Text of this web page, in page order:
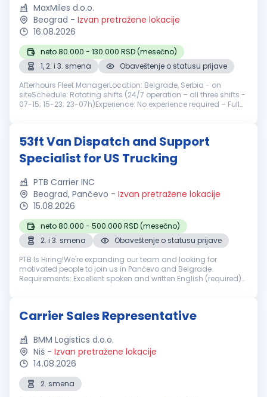
MaxMiles d.o.o.
Beograd - Izvan pretražene lokacije
16.08.2026
neto 80.000 - 130.000 RSD (mesečno)
1, 2. i 3. smena
Obaveštenje o statusu prijave
Afterhours Fleet ManagerLocation: Belgrade, Serbia - on
siteSchedule: Rotating shifts (24/7 operation – all three shifts -
07-15; 15-23; 23-07h)Experience: No experience required – Full
53ft Van Dispatch and Support
Specialist for US Trucking
PTB Carrier INC
Beograd, Pančevo - Izvan pretražene lokacije
15.08.2026
neto 80.000 - 500.000 RSD (mesečno)
2. i 3. smena
Obaveštenje o statusu prijave
PTB Is Hiring!We're expanding our team and looking for
motivated people to join us in Pančevo and Belgrade.
Requirements: Excellent spoken and written English (required)
Carrier Sales Representative
BMM Logistics d.o.o.
Niš - Izvan pretražene lokacije
14.08.2026
2. smena